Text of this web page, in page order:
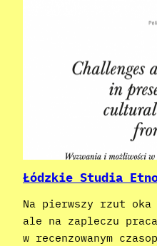
Łódzkie Studia
Na pierwszy rzut
ale na zapleczu
w recenzowanym